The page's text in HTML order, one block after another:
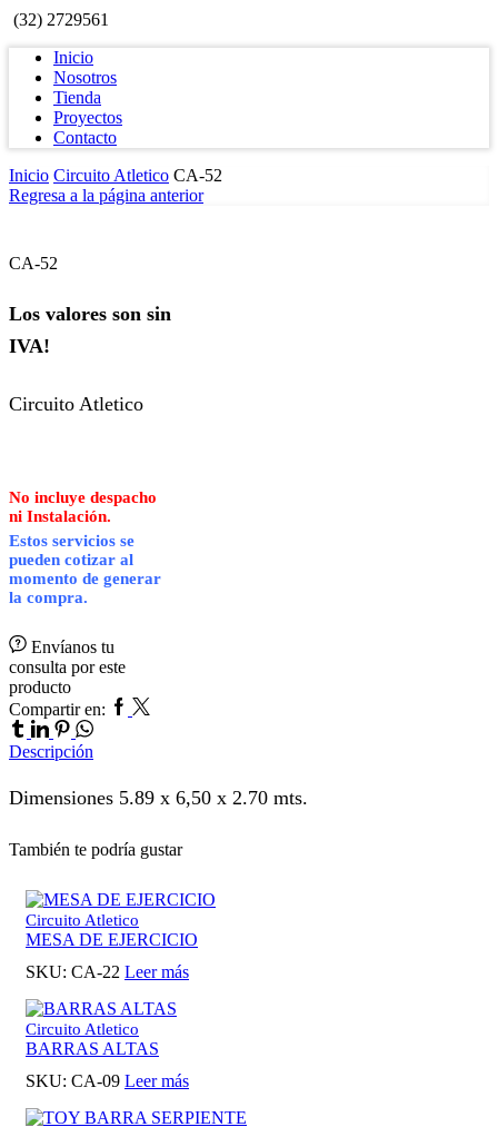
(32) 2729561
Inicio
Nosotros
Tienda
Proyectos
Contacto
Inicio Circuito Atletico CA-52
Regresa a la página anterior
CA-52
Los valores son sin
IVA!
Circuito Atletico
No incluye despacho
ni Instalación.
Estos servicios se
pueden cotizar al
momento de generar
la compra.
Envíanos tu
consulta por este
producto
Compartir en: Facebook
Twitter
Linkedin
Pinterest
Whatsapp
Descripción
Dimensiones 5.89 x 6,50 x 2.70 mts.
También te podría gustar
Circuito Atletico
MESA DE EJERCICIO
SKU: CA-22 Leer más
Circuito Atletico
BARRAS ALTAS
SKU: CA-09 Leer más